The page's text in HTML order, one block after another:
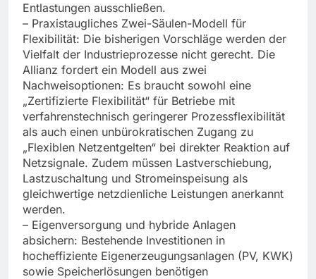
Entlastungen ausschließen.
– Praxistaugliches Zwei-Säulen-Modell für
Flexibilität: Die bisherigen Vorschläge werden der
Vielfalt der Industrieprozesse nicht gerecht. Die
Allianz fordert ein Modell aus zwei
Nachweisoptionen: Es braucht sowohl eine
„Zertifizierte Flexibilität“ für Betriebe mit
verfahrenstechnisch geringerer Prozessflexibilität
als auch einen unbürokratischen Zugang zu
„Flexiblen Netzentgelten“ bei direkter Reaktion auf
Netzsignale. Zudem müssen Lastverschiebung,
Lastzuschaltung und Stromeinspeisung als
gleichwertige netzdienliche Leistungen anerkannt
werden.
– Eigenversorgung und hybride Anlagen
absichern: Bestehende Investitionen in
hocheffiziente Eigenerzeugungsanlagen (PV, KWK)
sowie Speicherlösungen benötigen